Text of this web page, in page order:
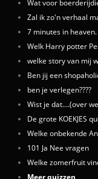
Wat voor
Zal ik zo'n verhaal
7 minutes in
Welk Harry potter
welke story van mij
Ben jij een
ben je verlegen????
Wist je dat....(over
De grote KOEKJES
Welke onbekende
101 Ja Nee vragen
Welke zomerfruit
Meer quizzen